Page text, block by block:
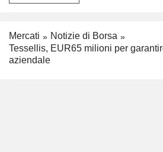
Mercati
Notizie di Borsa
Tessellis, EUR65 milioni per
aziendale